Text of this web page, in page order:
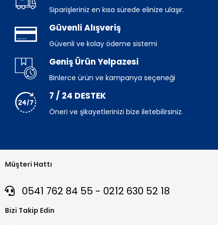
Siparişleriniz en kısa sürede elinize ulaşır.
Güvenli Alışveriş
Güvenli ve kolay ödeme sistemi
Geniş Ürün Yelpazesi
Binlerce ürün ve kampanya seçeneği
7 / 24 DESTEK
Öneri ve şikayetlerinizi bize iletebilirsiniz.
Müşteri Hattı
0541 762 84 55 - 0212 630 52 18
Bizi Takip Edin